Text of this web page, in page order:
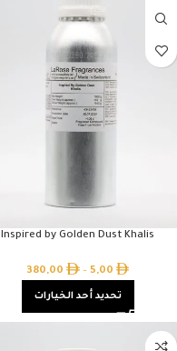
Inspired by Golden Dust Khalis
5,00
–
380,00
تحديد أحد الخيارات